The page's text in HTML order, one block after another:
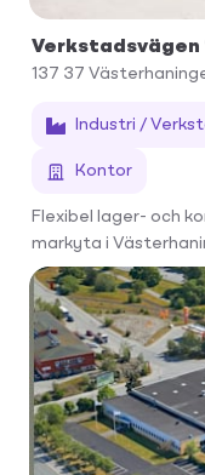
Verkstadsvägen
137 37
Industri /
Kontor
Flexibel lager- och
markyta i